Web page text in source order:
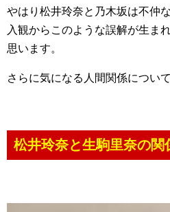
やはり松井玲奈と乃木坂は不仲
入観からこのような誤解が生ま
思います。
さらに気になる人間関係につい
松井玲奈と生駒里奈の関